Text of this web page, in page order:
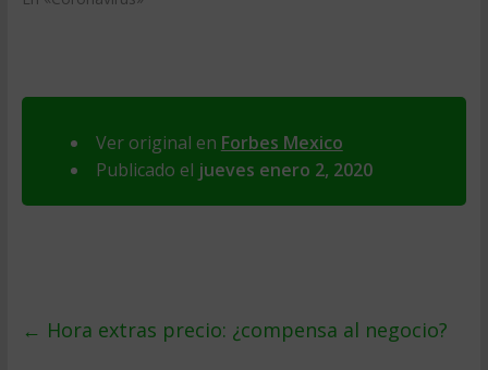
Ver original en Forbes Mexico
Publicado el jueves enero 2, 2020
← Hora extras precio: ¿compensa al negocio?